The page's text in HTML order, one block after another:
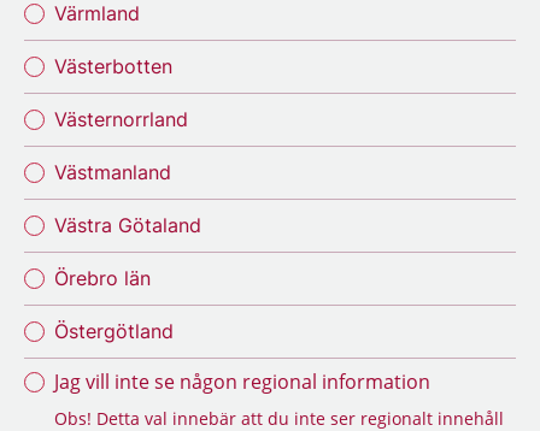
Värmland
Västerbotten
Västernorrland
Västmanland
Västra Götaland
Örebro län
Östergötland
Jag vill inte se någon regional information
Obs! Detta val innebär att du inte ser regionalt innehåll